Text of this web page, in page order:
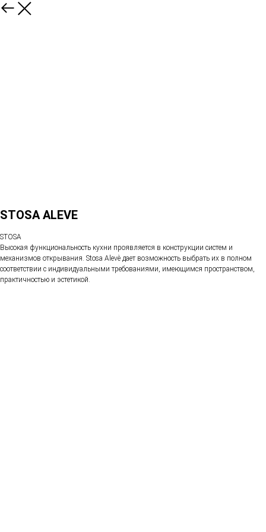
STOSA ALEVE
STOSA
Высокая функциональность кухни проявляется в конструкции систем и
механизмов открывания. Stosa Alevè дает возможность выбрать их в полном
соответствии с индивидуальными требованиями, имеющимся пространством,
практичностью и эстетикой.